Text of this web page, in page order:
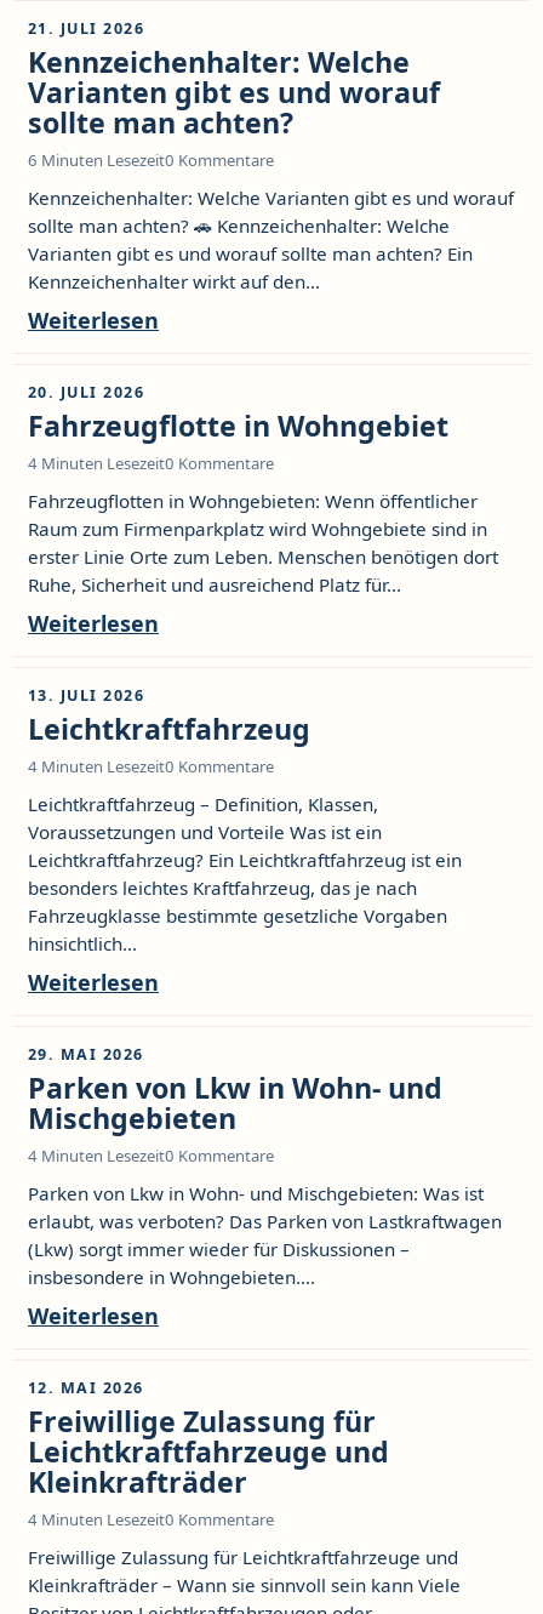
21. JULI 2026
Kennzeichenhalter: Welche
Varianten gibt es und worauf
sollte man achten?
6 Minuten Lesezeit0 Kommentare
Kennzeichenhalter: Welche Varianten gibt es und worauf
sollte man achten? 🚗 Kennzeichenhalter: Welche
Varianten gibt es und worauf sollte man achten? Ein
Kennzeichenhalter wirkt auf den...
Weiterlesen
20. JULI 2026
Fahrzeugflotte in Wohngebiet
4 Minuten Lesezeit0 Kommentare
Fahrzeugflotten in Wohngebieten: Wenn öffentlicher
Raum zum Firmenparkplatz wird Wohngebiete sind in
erster Linie Orte zum Leben. Menschen benötigen dort
Ruhe, Sicherheit und ausreichend Platz für...
Weiterlesen
13. JULI 2026
Leichtkraftfahrzeug
4 Minuten Lesezeit0 Kommentare
Leichtkraftfahrzeug – Definition, Klassen,
Voraussetzungen und Vorteile Was ist ein
Leichtkraftfahrzeug? Ein Leichtkraftfahrzeug ist ein
besonders leichtes Kraftfahrzeug, das je nach
Fahrzeugklasse bestimmte gesetzliche Vorgaben
hinsichtlich...
Weiterlesen
29. MAI 2026
Parken von Lkw in Wohn- und
Mischgebieten
4 Minuten Lesezeit0 Kommentare
Parken von Lkw in Wohn- und Mischgebieten: Was ist
erlaubt, was verboten? Das Parken von Lastkraftwagen
(Lkw) sorgt immer wieder für Diskussionen –
insbesondere in Wohngebieten....
Weiterlesen
12. MAI 2026
Freiwillige Zulassung für
Leichtkraftfahrzeuge und
Kleinkrafträder
4 Minuten Lesezeit0 Kommentare
Freiwillige Zulassung für Leichtkraftfahrzeuge und
Kleinkrafträder – Wann sie sinnvoll sein kann Viele